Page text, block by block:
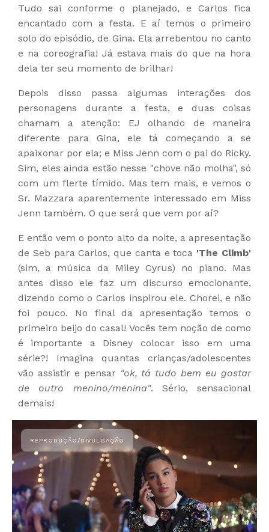
Tudo sai conforme o planejado, e Carlos fica
encantado com a festa. E aí temos o primeiro
solo do episódio, de Gina. Ela arrebentou no canto
e na coreografia! Já estava mais do que na hora
dela ter seu momento de brilhar!
Depois disso passa algumas interações dos
personagens durante a festa, e duas coisas
chamam a atenção: EJ olhando de maneira
diferente para Gina, ele tá começando a se
apaixonar por ela; e Miss Jenn com o pai do Ricky.
Sim, eles ainda estão nesse "chove não molha", só
com um flerte tímido. Mas tem mais, e vemos o
Sr. Mazzara aparentemente interessado em Miss
Jenn também. O que será que vem por aí?
E então vem o ponto alto da noite, a apresentação
de Seb para Carlos, que canta e toca 'The Climb'
(sim, a música da Miley Cyrus) no piano. Mas
antes disso ele faz um discurso emocionante,
dizendo como o Carlos inspirou ele. Chorei, e não
foi pouco. No final da apresentação temos o
primeiro beijo do casal! Vocês tem noção de como
é importante a Disney colocar isso em uma
série?! Imagina quantas crianças/adolescentes
vão assistir e pensar "ok, tá tudo bem eu gostar
de outro menino/menina". Sério, sensacional
demais!